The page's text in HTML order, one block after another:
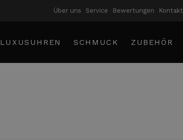
Über uns Service Bewertungen Kontakt
LUXUSUHREN SCHMUCK ZUBEHÖR